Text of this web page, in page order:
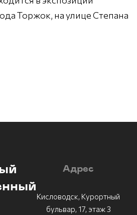
Торжок, на улице Степана
Адрес
Кисловодск, Курортный
бульвар, 17, этаж 3